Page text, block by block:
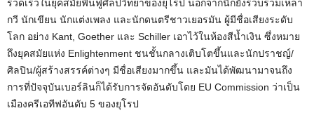
รวดเร็วในยุคสมัยฟื้นฟูศิลปวิทยาของยุโรป นอกจากนี้ก็ยังรวบรวมเหล่า
กวี นักเขียน นักแต่งเพลง และนักดนตรีชาวเยอรมัน ผู้มีชื่อเสียงระดับ
โลก อย่าง Kant, Goether และ Schiller เอาไว้ในห้องสีน้ำเงิน ซึ่งหมาย
ถึงยุคสมัยแห่ง Enlightenment ชนชั้นกลางเติบโตขึ้นและนักปราชญ์/
ศิลปิน/ผู้สร้างสรรค์ต่างๆ มีชื่อเสียงมากขึ้น และมันได้พัฒนามาจนถึง
การที่ปัจจุบันเบอร์ลินก็ได้รับการจัดอันดับโดย EU Commission ว่าเป็น
เมืองครีเอทีฟอันดับ 5 ของยุโรป